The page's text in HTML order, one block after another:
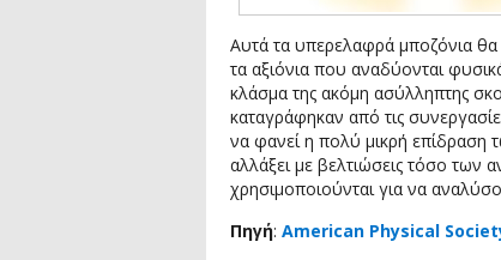
Αυτά τα υπερελαφρά μποζόνια
τα αξιόνια που αναδύονται
κλάσμα της ακόμη ασύλληπτης
καταγράφηκαν από τις
να φανεί η πολύ μικρή
αλλάξει με βελτιώσεις τόσο των
χρησιμοποιούνται για να
Πηγή: American Physical